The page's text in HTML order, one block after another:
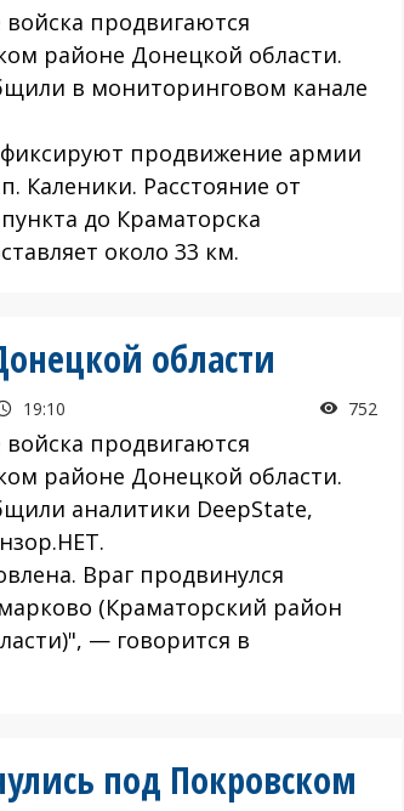
продвигаются
районе Донецкой области.
в мониторинговом канале
продвижение армии
Каленики. Расстояние от
до Краматорска
около 33 км.
области
19:10 752
продвигаются
районе Донецкой области.
аналитики DeepState,
Враг продвинулся
(Краматорский район
— говорится в
под Покровском